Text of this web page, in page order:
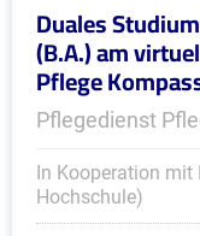
Duales
(B.A.) am
Pflege
Pflegedienst
In Kooperation mit
Hochschule)